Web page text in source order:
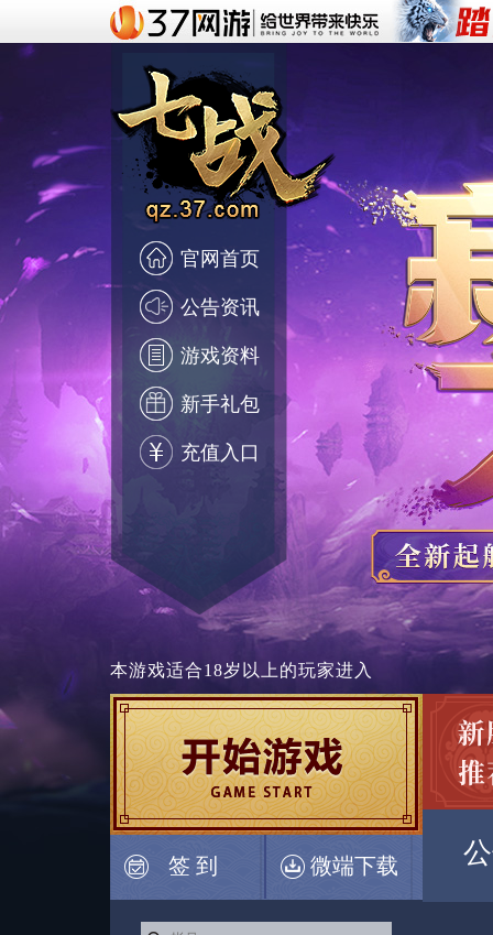
官网首页
公告资讯
游戏资料
新手礼包
充值入口
本游戏适合18岁以上 的玩家进入
签 到 微端下载